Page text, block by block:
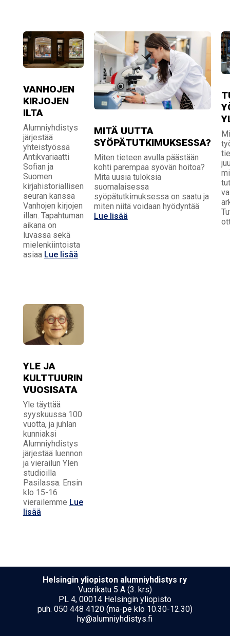
VANHOJEN
KIRJOJEN
ILTA
Alumniyhdistys
järjestää
yhteistyössä
Antikvariaatti
Sofian ja
Suomen
kirjahistoriallisen
seuran kanssa
Vanhojen kirjojen
illan. Tapahtuman
aikana on
luvassa sekä
mielenkiintoista
asiaa Lue lisää
MITÄ UUTTA
SYÖPÄTUTKIMUKSESSA?
Miten tieteen avulla päästään
kohti parempaa syövän hoitoa?
Mitä uusia tuloksia
suomalaisessa
syöpätutkimuksessa on saatu ja
miten niitä voidaan hyödyntää
Lue lisää
YLE JA
KULTTUURIN
VUOSISATA
Yle täyttää
syyskuussa 100
vuotta, ja juhlan
kunniaksi
Alumniyhdistys
järjestää luennon
ja vierailun Ylen
studioilla
Pasilassa. Ensin
klo 15-16
vierailemme Lue
lisää
Hel­sin­gin yli­opis­ton alumniyhdistys ry
Vuorikatu 5 A (3. krs)
PL 4, 00014 Helsingin yliopisto
puh. 050 448 4120 (ma-pe klo 10.30-12.30)
hy@alumniyhdistys.fi